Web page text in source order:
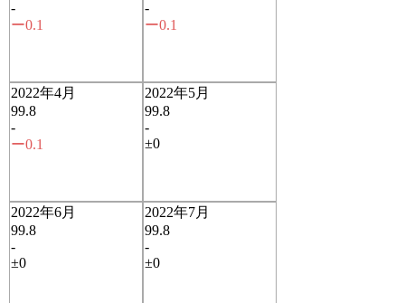
-
ー0.1
-
ー0.1
2022年4月
99.8
-
ー0.1
2022年5月
99.8
-
±0
2022年6月
99.8
-
±0
2022年7月
99.8
-
±0